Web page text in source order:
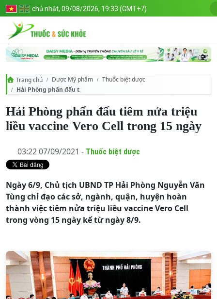
chủ nhật, 09/08/2026, 19:33 (GMT+7)
Trang chủ Dược Mỹ phẩm
Thuốc biệt dược
Hải Phòng phấn đấu tiêm nửa triệu liều vaccine Vero Cell trong 15
Hải Phòng phấn đấu tiêm nửa triệu
liều vaccine Vero Cell trong 15 ngày
03:22 07/09/2021 - Thuốc biệt dược
Ngày 6/9, Chủ tịch UBND TP Hải Phòng Nguyễn Văn
Tùng chỉ đạo các sở, ngành, quận, huyện hoàn
thành việc tiêm nửa triệu liều vaccine Vero Cell
trong vòng 15 ngày kể từ ngày 8/9.